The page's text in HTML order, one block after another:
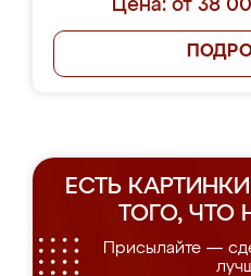
Цена: от 38
ЕСТЬ
ТОГО, ЧТО
Присылайте —